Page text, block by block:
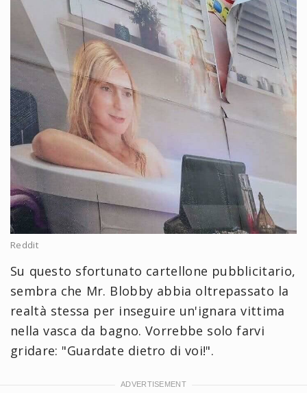
Reddit
Su questo sfortunato cartellone pubblicitario,
sembra che Mr. Blobby abbia oltrepassato la
realtà stessa per inseguire un'ignara vittima
nella vasca da bagno. Vorrebbe solo farvi
gridare: "Guardate dietro di voi!".